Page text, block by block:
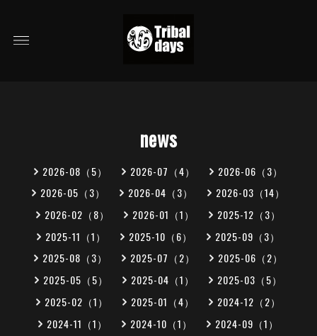
news
2026-08（5） 2026-07（4）
2026-06（3）
2026-05（3）
2026-04（3）
2026-03（14）
2026-02（8）
2026-01（1）
2025-12（3）
2025-11（1）
2025-10（6）
2025-09（3）
2025-08（3）
2025-07（2）
2025-06（2）
2025-05（5）
2025-04（1）
2025-03（5）
2025-02（1）
2025-01（4）
2024-12（2）
2024-11（1）
2024-10（1）
2024-09（1）